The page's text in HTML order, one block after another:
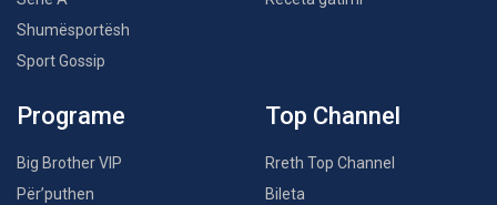
Shumësportësh
Sport Gossip
Programe
Big Brother VIP
Për’puthen
Top Channel
Rreth Top Channel
Bileta